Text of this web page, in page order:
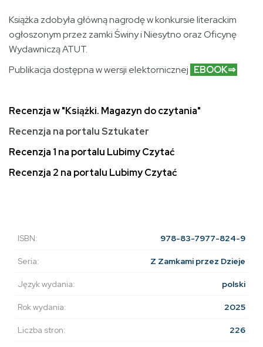
Książka zdobyła główną nagrodę w konkursie literackim
ogłoszonym przez zamki Świny i Niesytno oraz Oficynę
Wydawniczą ATUT.
Publikacja dostępna w wersji elektornicznej EBOOK⇒
Recenzja w "Książki. Magazyn do czytania"
Recenzja na portalu Sztukater
Recenzja 1 na portalu Lubimy Czytać
Recenzja 2 na portalu Lubimy Czytać
ISBN: 978-83-7977-824-9
Seria: Z Zamkami przez Dzieje
Język wydania: polski
Rok wydania: 2025
Liczba stron: 226